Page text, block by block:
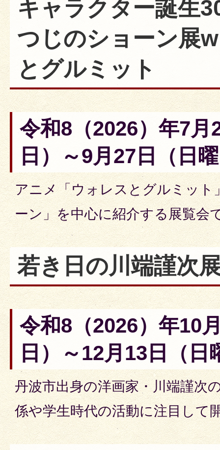
キャラクター誕生
つじのショーン展
とグルミット
令和8（2026）年7月
日）～9月27日（日
アニメ「ウォレスとグルミット
ーン」を中心に紹介する展覧会
若き日の川端謹次
令和8（2026）年10
日）～12月13日（日
丹波市出身の洋画家・川端謹次
係や学生時代の活動に注目して